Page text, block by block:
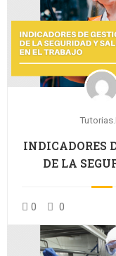
INDICADORES
DE LA
0 0